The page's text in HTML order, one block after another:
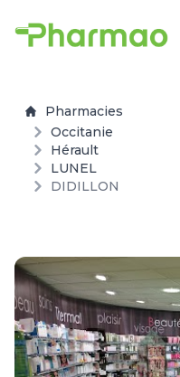
Pharmacies
Occitanie
Hérault
LUNEL
DIDILLON